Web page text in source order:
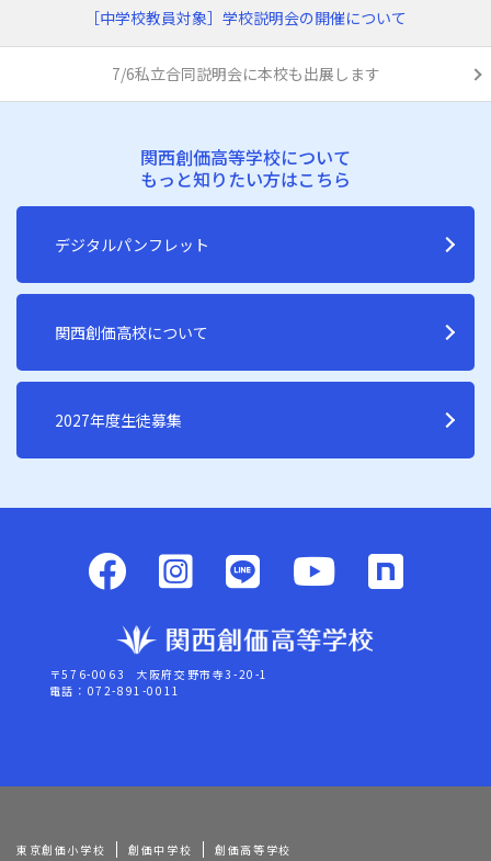
［中学校教員対象］学校説明会の開催について
7/6私立合同説明会に本校も出展します
関西創価高等学校について
もっと知りたい方はこちら
デジタルパンフレット
関西創価高校について
2027年度生徒募集
〒576-0063
大阪府交野市寺3-20-1
電話：072-891-0011
東京創価小学校 創価中学校 創価高等学校